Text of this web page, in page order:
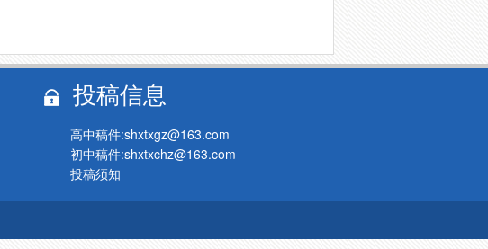
投稿信息
高中稿件:shxtxgz@163.com
初中稿件:shxtxchz@163.com
投稿须知